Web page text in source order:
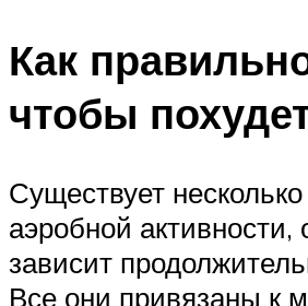
Как
чтобы
Существует
аэробной активности,
зависит
Все они привязаны к